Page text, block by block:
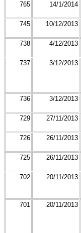
765 14/1/2014
745 10/12/2013
738 4/12/2013
737 3/12/2013
736 3/12/2013
729 27/11/2013
726 26/11/2013
725 26/11/2013
702 20/11/2013
701 20/11/2013